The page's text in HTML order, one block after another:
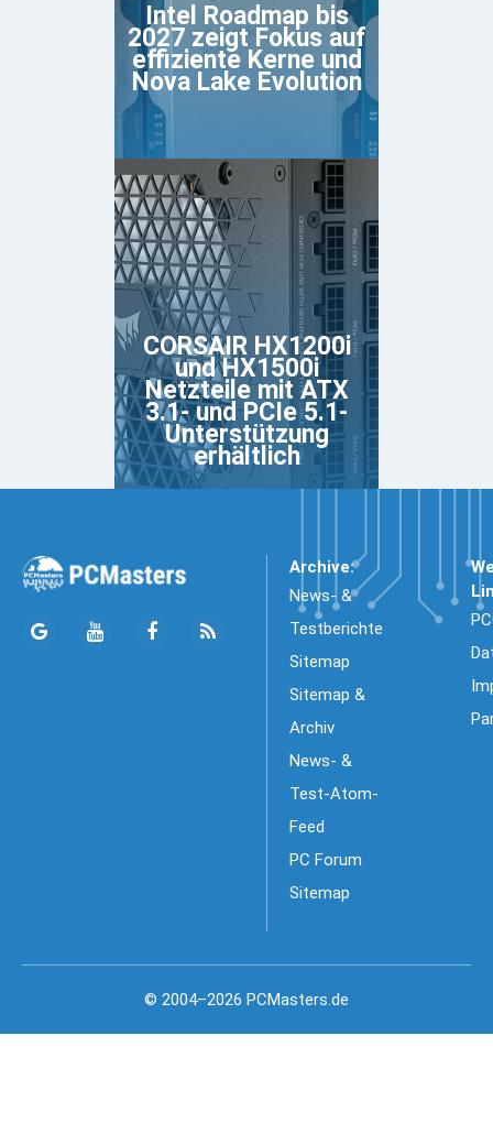
Intel Roadmap bis
2027 zeigt Fokus auf
effiziente Kerne und
Nova Lake Evolution
CORSAIR HX1200i
und HX1500i
Netzteile mit ATX
3.1- und PCIe 5.1-
Unterstützung
erhältlich
Archive:
News- &
Testberichte
Sitemap
Sitemap &
Archiv
News- &
Test-Atom-
Feed
PC Forum
Sitemap
© 2004–2026 PCMasters.de